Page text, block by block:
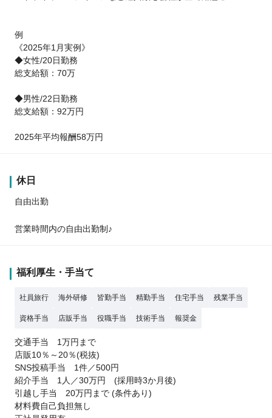
例
《2025年1月実例》
◆女性/20日勤務
総支給額：70万
◆男性/22日勤務
総支給額：92万円
2025年平均報酬58万円
休日
自由出勤
営業時間内の自由出勤制♪
福利厚生・手当て
社員旅行 海外研修 皆勤手当 精勤手当 住宅手当 残業手当
資格手当 店販手当 役職手当 技術手当 報奨金
交通手当 1万円まで
店販10％～20％(税抜)
SNS投稿手当 1件／500円
紹介手当 1人／30万円 (採用時3か月後)
引越し手当 20万円まで (条件あり)
材料費自己負担無し